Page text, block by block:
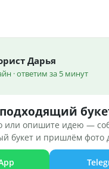
Дарья
· ответим за 5 минут
или опишите идею —
букет и пришлём фото